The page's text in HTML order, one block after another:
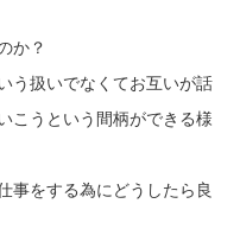
か？
う扱いでなくてお互いが話
こうという間柄ができる様
事をする為にどうしたら良